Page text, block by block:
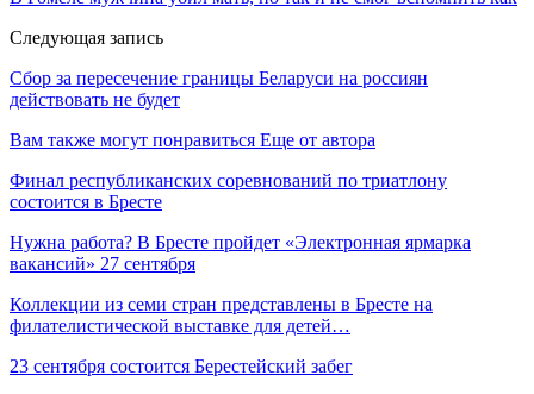
Следующая запись
Сбор за пересечение границы Беларуси на россиян
действовать не будет
Вам также могут понравиться Еще от автора
Финал республиканских соревнований по триатлону
состоится в Бресте
Нужна работа? В Бресте пройдет «Электронная ярмарка
вакансий» 27 сентября
Коллекции из семи стран представлены в Бресте на
филателистической выставке для детей…
23 сентября состоится Берестейский забег